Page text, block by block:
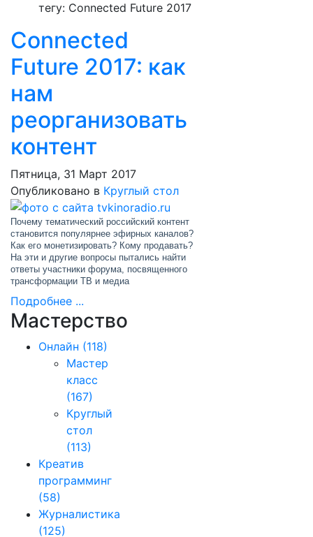
тегу: Connected Future 2017
Connected
Future 2017: как
нам
реорганизовать
контент
Пятница, 31 Март 2017
Опубликовано в Круглый стол
Почему тематический российский контент
становится популярнее эфирных каналов?
Как его монетизировать? Кому продавать?
На эти и другие вопросы пытались найти
ответы участники форума, посвященного
трансформации ТВ и медиа
Подробнее ...
Мастерство
Онлайн (118)
Мастер
класс
(167)
Круглый
стол
(113)
Креатив
программинг
(58)
Журналистика
(125)